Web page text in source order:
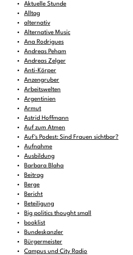
Aktuelle Stunde
Alltag
alternativ
Alternative Music
Ana Rodrigues
Andreas Peham
Andreas Zelger
Anti-Körper
Anzengruber
Arbeitswelten
Argentinien
Armut
Astrid Hoffmann
Auf zum Atmen
Auf's Podest: Sind Frauen sichtbar?
Aufnahme
Ausbildung
Barbara Blaha
Beitrag
Berge
Bericht
Beteiligung
Big politics thought small
booklist
Bundeskanzler
Bürgermeister
Campus und City Radio